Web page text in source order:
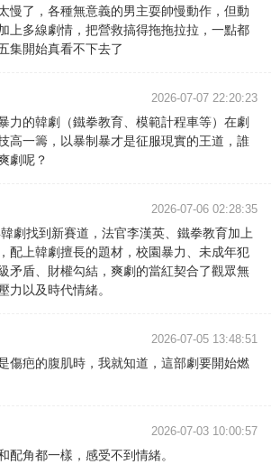
慢了，各種無意義的男主耍帥慢動作，但動
上多線劇情，把營救搞得拖拖拉拉，一點都
集開始真看不下去了
2026-07-07 22:20:23
力的韓劇（鐵拳教育、模範計程車等）在劇
高一籌，以暴制暴才是征服現實的王道，誰
劇呢？
2026-07-06 02:28:35
劇找到新賽道，法官李漢英、鐵拳教育加上
配上韓劇擅長的題材，校園暴力、未成年犯
矛盾、財權勾結，爽劇的當紅契合了觀眾無
力以及時代情緒。
2026-07-05 13:48:51
傷疤的腹肌時，我就知道，這部劇要開始燃
2026-07-03 10:00:57
配角都一樣，感受不到情緒。